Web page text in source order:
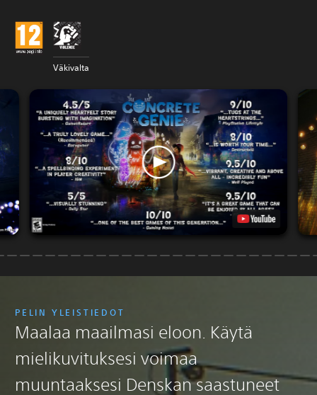
Väkivalta
PELIN YLEISTIEDOT
Maalaa maailmasi eloon. Käytä
mielikuvituksesi voimaa
muuntaaksesi Denskan saastuneet